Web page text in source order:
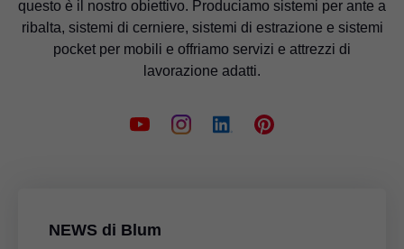
questo è il nostro obiettivo. Produciamo sistemi per ante a
ribalta, sistemi di cerniere, sistemi di estrazione e sistemi
pocket per mobili e offriamo servizi e attrezzi di
lavorazione adatti.
NEWS di Blum